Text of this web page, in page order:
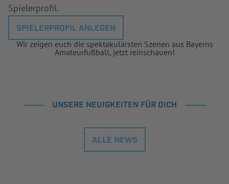
Spielerprofil.
SPIELERPROFIL ANLEGEN
Wir zeigen euch die spektakulärsten Szenen aus Bayerns
Amateurfußball, jetzt reinschauen!
UNSERE NEUIGKEITEN FÜR DICH
ALLE NEWS